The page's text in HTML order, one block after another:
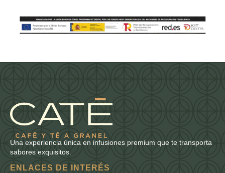
Una experiencia única en infusiones premium que te transporta
sabores exquisitos.
ENLACES DE INTERÉS